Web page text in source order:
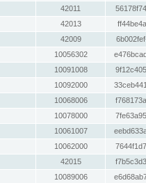
42011
42013
42009
10056302
10091008
10092000
10068006
10078000
10061007
10062000
42015
10089006